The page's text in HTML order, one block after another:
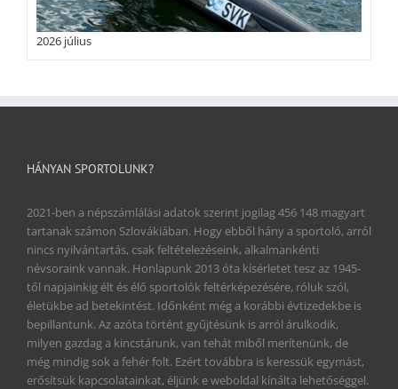
2026 július
HÁNYAN SPORTOLUNK?
2021-ben a népszámlálási adatok szerint jogilag 456 148 magyart
tartanak számon Szlovákiában. Hogy ebből hány a sportoló, arról
nincs nyilvántartás, csak feltételezéseink, alkalmankénti
névsoraink vannak. Honlapunk 2013 óta kísérletet tesz az 1945-
től napjainkig élt és élő sportolók feltérképezésére, róluk szól,
életükbe ad betekintést. Időnként még a korábbi évtizedekbe is
bepillantunk. Az azóta történt gyűjtésünk is arról árulkodik,
milyen gazdag a kincstárunk, van tehát miből merítenünk, de
még mindig sok a fehér folt. Ezért továbbra is keressük egymást,
erősítsük kapcsolatainkat, éljünk e weboldal kínálta lehetőséggel.